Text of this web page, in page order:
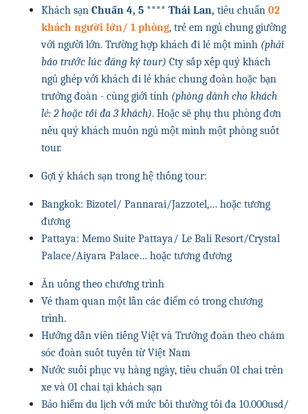
Khách sạn Chuẩn 4, 5 **** Thái Lan, tiêu chuẩn 02
khách người lớn/ 1 phòng, trẻ em ngủ chung giường
với người lớn. Trường hợp khách đi lẻ một mình (phải
báo trước lúc đăng ký tour) Cty sắp xếp quý khách
ngủ ghép với khách đi lẻ khác chung đoàn hoặc bạn
trưởng đoàn - cùng giới tính (phòng dành cho khách
lẻ: 2 hoặc tối đa 3 khách). Hoặc sẽ phụ thu phòng đơn
nếu quý khách muốn ngủ một mình một phòng suốt
tour.
Gợi ý khách sạn trong hệ thống tour:
Bangkok: Bizotel/ Pannarai/Jazzotel,… hoặc tương
đương
Pattaya: Memo Suite Pattaya/ Le Bali Resort/Crystal
Palace/Aiyara Palace… hoặc tương đương
Ăn uống theo chương trình
Vé tham quan một lần các điểm có trong chương
trình.
Hướng dẫn viên tiếng Việt và Trưởng đoàn theo chăm
sóc đoàn suốt tuyến từ Việt Nam
Nước suối phục vụ hàng ngày, tiêu chuẩn 01 chai trên
xe và 01 chai tại khách sạn
Bảo hiểm du lịch với mức bồi thường tối đa 10.000usd/